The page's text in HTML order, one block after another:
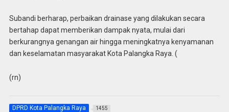
Subandi berharap, perbaikan drainase yang dilakukan secara
bertahap dapat memberikan dampak nyata, mulai dari
berkurangnya genangan air hingga meningkatnya kenyamanan
dan keselamatan masyarakat Kota Palangka Raya. (
(rn)
DPRD Kota Palangka Raya 1455